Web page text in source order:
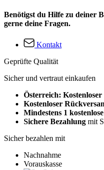
Benötigst du Hilfe zu deiner
gerne deine Fragen.
Kontakt
Geprüfte Qualität
Sicher und vertraut einkaufen
Österreich:
Kostenloser
Mindestens 1
Sichere Bezahlung mit
Sicher bezahlen mit
Nachnahme
Vorauskasse